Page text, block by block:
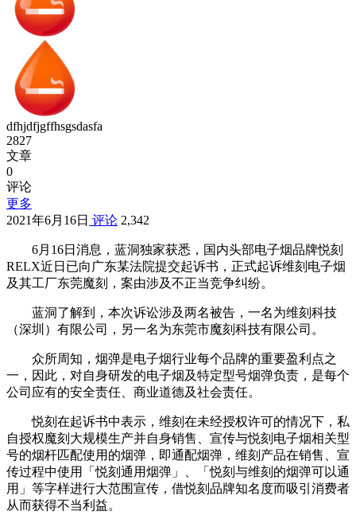
dfhjdfjgffhsgsdasfa
2827
文章
0
评论
更多
2021年6月16日 评论 2,342
6月16日消息，蓝洞独家获悉，国内头部电子烟品牌悦刻
RELX近日已向广东某法院提交起诉书，正式起诉维刻电子烟
及其工厂东莞魔刻，案由涉及不正当竞争纠纷。
蓝洞了解到，本次诉讼涉及两名被告，一名为维刻科技
（深圳）有限公司，另一名为东莞市魔刻科技有限公司。
众所周知，烟弹是电子烟行业每个品牌的重要盈利点之
一，因此，对自身研发的电子烟及特定型号烟弹负责，是每个
公司应有的安全责任、商业道德及社会责任。
悦刻在起诉书中表示，维刻在未经授权许可的情况下，私
自授权魔刻大规模生产并自身销售、宣传与悦刻电子烟相关型
号的烟杆匹配使用的烟弹，即通配烟弹，维刻产品在销售、宣
传过程中使用「悦刻通用烟弹」、「悦刻与维刻的烟弹可以通
用」等字样进行大范围宣传，借悦刻品牌知名度而吸引消费者
从而获得不当利益。